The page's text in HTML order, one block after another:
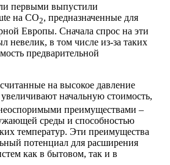
первыми выпустили
на CO2, предназначенные для
Европы. Сначала спрос на эти
в том числе из-за таких
предварительной
на высокое давление
увеличивают начальную стоимость,
преимуществами –
среды и способностью
температур. Эти преимущества
потенциал для расширения
как в бытовом, так и в